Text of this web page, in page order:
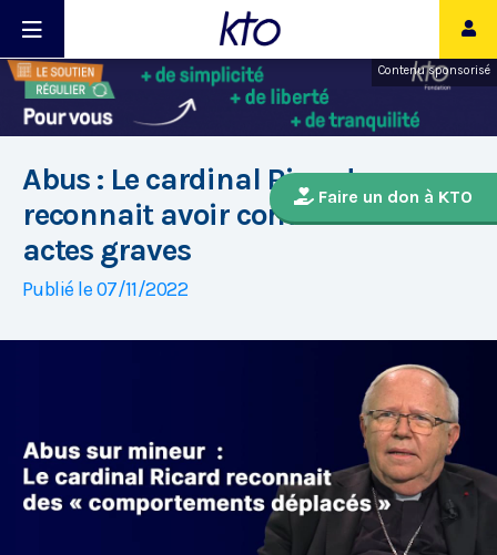
Contenu sponsorisé
Faire un don à KTO
Abus : Le cardinal Ricard
reconnait avoir commis des
actes graves
Publié le 07/11/2022